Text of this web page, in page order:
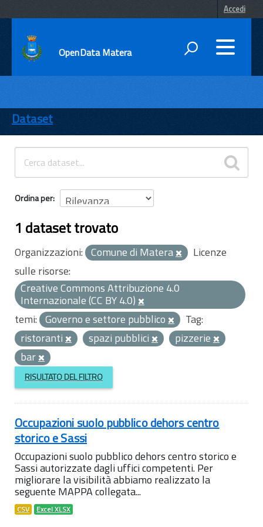
Accedi
OpenData Matera
ENTI
TEMI
INFORMAZIONI
Dataset
Ordina per
1 dataset trovato
Organizzazioni: Comune di Matera
Licenze
sulle risorse:
Creative Commons Attribuzione 4.0
Internazionale (CC BY 4.0)
temi: Governo e settore pubblico
Tag:
ristoranti
spazi pubblici
pizzerie
bar
RISULTATO DEL FILTRO
Occupazioni suolo pubblico dehors centro
storico e Sassi
Occupazioni suolo pubblico dehors centro storico e
Sassi autorizzate dagli uffici competenti. Per
migliorare la visibilità abbiamo realizzato la
seguente MAPPA collegata...
CSV Excel XLSX